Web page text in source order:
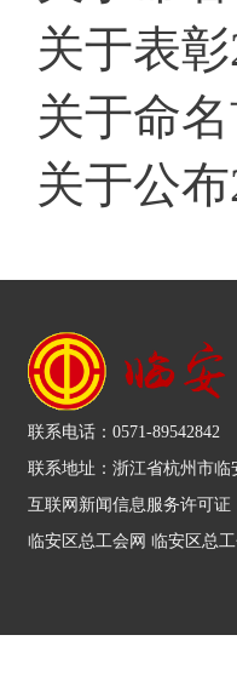
关于表
关于命名
关于公布
联系电话：0571-89542842
联系地址：浙江省杭州市临
互联网新闻信息服务许可证
临安区总工会网 临安区总